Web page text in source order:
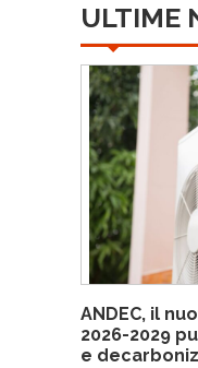
ULTIME
ANDEC, il
2026-2029
e